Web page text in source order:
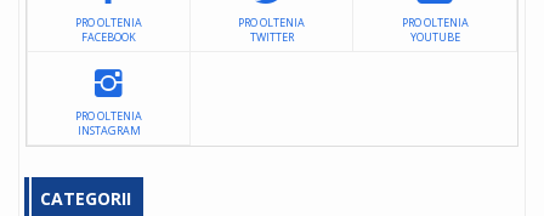
PRO OLTENIA
FACEBOOK
PRO OLTENIA
TWITTER
PRO OLTENIA
YOUTUBE
PRO OLTENIA
INSTAGRAM
CATEGORII